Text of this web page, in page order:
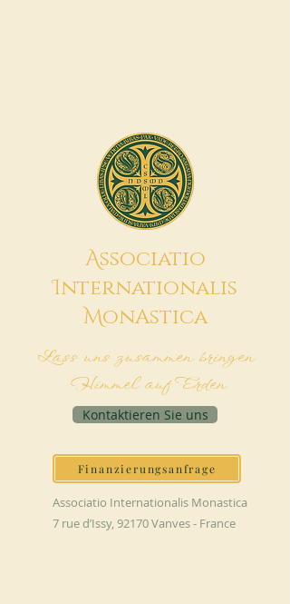
Associatio
Internationalis
MonAstica
Lass uns zusammen bringen
Himmel auf Erden
Kontaktieren Sie uns
Finanzierungsanfrage
Associatio Internationalis Monastica
7 rue d’Issy, 92170 Vanves - France